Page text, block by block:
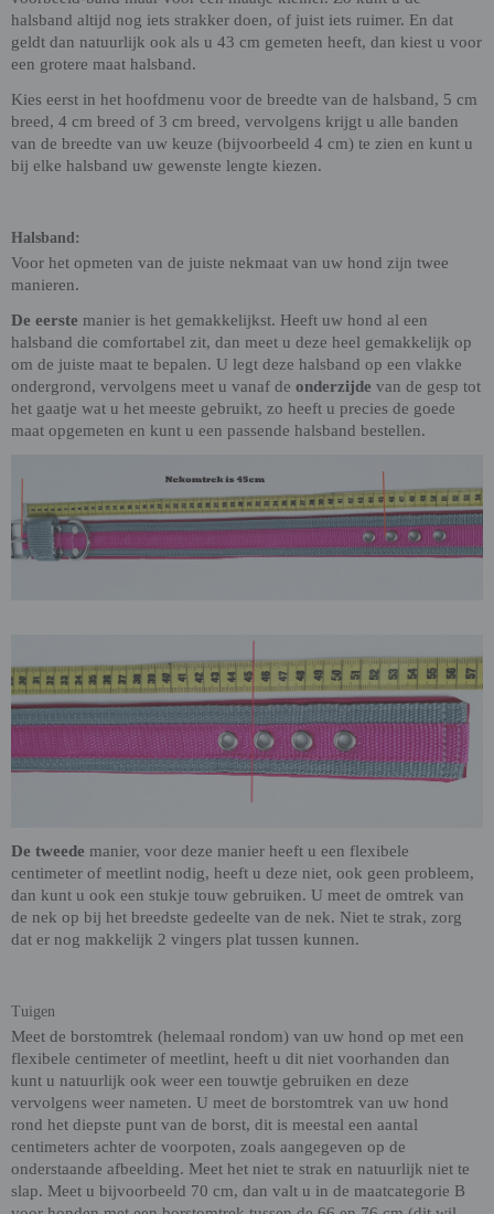
halsband altijd nog iets strakker doen, of juist iets ruimer. En dat
geldt dan natuurlijk ook als u 43 cm gemeten heeft, dan kiest u voor
een grotere maat halsband.
Kies eerst in het hoofdmenu voor de breedte van de halsband, 5 cm
breed, 4 cm breed of 3 cm breed, vervolgens krijgt u alle banden
van de breedte van uw keuze (bijvoorbeeld 4 cm) te zien en kunt u
bij elke halsband uw gewenste lengte kiezen.
Halsband:
Voor het opmeten van de juiste nekmaat van uw hond zijn twee
manieren.
De eerste manier is het gemakkelijkst. Heeft uw hond al een
halsband die comfortabel zit, dan meet u deze heel gemakkelijk op
om de juiste maat te bepalen. U legt deze halsband op een vlakke
ondergrond, vervolgens meet u vanaf de onderzijde van de gesp tot
het gaatje wat u het meeste gebruikt, zo heeft u precies de goede
maat opgemeten en kunt u een passende halsband bestellen.
De tweede manier, voor deze manier heeft u een flexibele
centimeter of meetlint nodig, heeft u deze niet, ook geen probleem,
dan kunt u ook een stukje touw gebruiken. U meet de omtrek van
de nek op bij het breedste gedeelte van de nek. Niet te strak, zorg
dat er nog makkelijk 2 vingers plat tussen kunnen.
Tuigen
Meet de borstomtrek (helemaal rondom) van uw hond op met een
flexibele centimeter of meetlint, heeft u dit niet voorhanden dan
kunt u natuurlijk ook weer een touwtje gebruiken en deze
vervolgens weer nameten. U meet de borstomtrek van uw hond
rond het diepste punt van de borst, dit is meestal een aantal
centimeters achter de voorpoten, zoals aangegeven op de
onderstaande afbeelding. Meet het niet te strak en natuurlijk niet te
slap. Meet u bijvoorbeeld 70 cm, dan valt u in de maatcategorie B